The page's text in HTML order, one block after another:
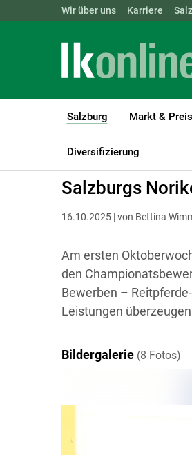
Landwirtschaftskammern:
Wir über uns Karriere
Salzburg
(current)1
Markt &
Diversifizierung
LK Salzburg Salzburg
Salzburgs
16.10.2025 | von Bettina
Am ersten
den
Bewerben –
Leistungen
Bildergalerie (8 Fotos)